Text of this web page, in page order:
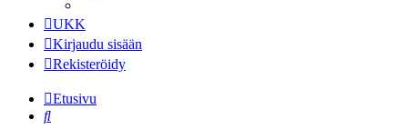
UKK
Kirjaudu sisään
Rekisteröidy
Etusivu
Etsi